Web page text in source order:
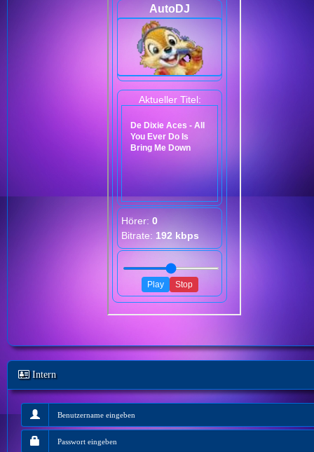
Intern